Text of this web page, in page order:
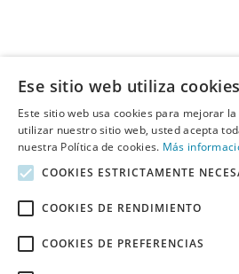
Ese sitio web utiliza cookies
Este sitio web usa cookies para mejorar
utilizar nuestro sitio web, usted acepta
nuestra Política de cookies. Más
COOKIES ESTRICTAMENTE
COOKIES DE RENDIMIENTO
COOKIES DE PREFERENCIAS